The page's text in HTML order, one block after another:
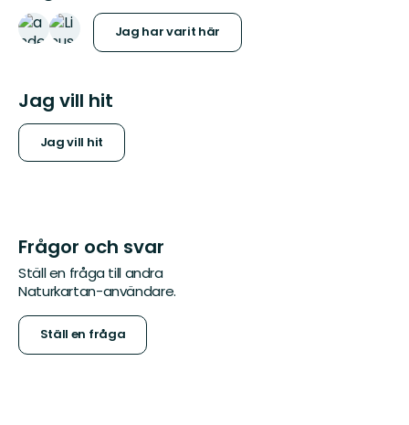
Jag har varit här
Jag vill hit
Jag vill hit
Frågor och svar
Ställ en fråga till andra
Naturkartan-användare.
Ställ en fråga